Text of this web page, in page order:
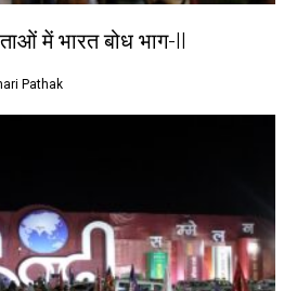
में भारत बोध भाग-II
Pathak